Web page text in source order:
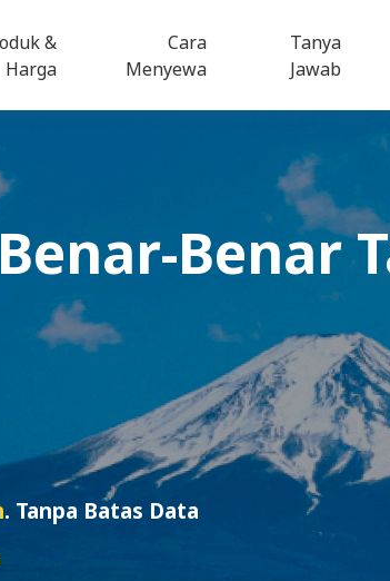
&
Harga
Cara
Menyewa
Tanya
Jawab
Benar-Benar
. Tanpa Batas Data